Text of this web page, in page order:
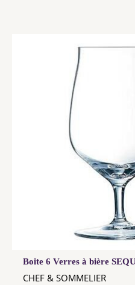
Boite 6 Verres à bière
CHEF & SOMMELIER